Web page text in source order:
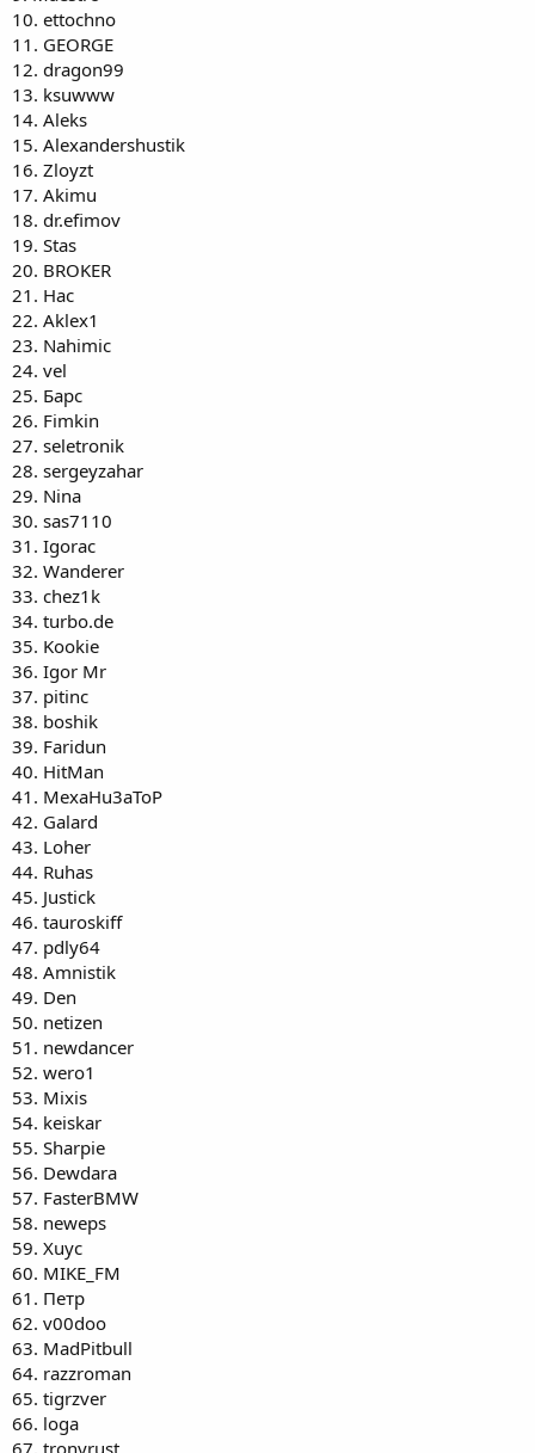
28. sergeyzahar
29. Nina
30. sas7110
31. Igorac
32. Wanderer
33. chez1k
34. turbo.de
35. Kookie
36. Igor Mr
37. pitinc
38. boshik
39. Faridun
40. HitMan
41. MexaHu3aToP
42. Galard
43. Loher
44. Ruhas
45. Justick
46. tauroskiff
47. pdly64
48. Amnistik
49. Den
50. netizen
51. newdancer
52. wero1
53. Mixis
54. keiskar
55. Sharpie
56. Dewdara
57. FasterBMW
58. neweps
59. Хuyc
60. MIKE_FM
61. Петр
62. v00doo
63. MadPitbull
64. razzroman
65. tigrzver
66. loga
67. tronyrust
68. seoal
69. Gavr
70. kvo
71. bisyor
72. Морган
73. zum009
74. Entrol
75. maxshvedov
76. SJION
77. SOBACHIY_DEPUTAT
78.Ne6es
79.Andryxa
80. MainC0de
81. Mosjekkk
82. glavny
83. Primes
84. mitfol
85. Holsten
86. Seomatik
87. svarog
88. ivgen
89. ovozz
90. gazelev
91. webvsoft
92. ami
93. agimi777
94. diar
10. ettochno
11. GEORGE
12. dragon99
13. ksuwww
14. Aleks
15. Alexandershustik
16. Zloyzt
17. Akimu
18. dr.efimov
19. Stas
20. BROKER
21. Нас
22. Aklex1
23. Nahimic
24. vel
25. Барс
26. Fimkin
27. seletronik
28. sergeyzahar
29. Nina
30. sas7110
31. Igorac
32. Wanderer
33. chez1k
34. turbo.de
35. Kookie
36. Igor Mr
37. pitinc
38. boshik
39. Faridun
40. HitMan
41. MexaHu3aToP
42. Galard
43. Loher
44. Ruhas
45. Justick
46. tauroskiff
47. pdly64
48. Amnistik
49. Den
50. netizen
51. newdancer
52. wero1
53. Mixis
54. keiskar
55. Sharpie
56. Dewdara
57. FasterBMW
58. neweps
59. Хuyc
60. MIKE_FM
61. Петр
62. v00doo
63. MadPitbull
64. razzroman
65. tigrzver
66. loga
67. tronyrust